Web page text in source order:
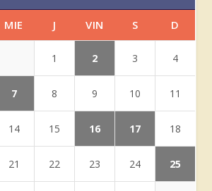
MIE J VIN S D
1 2 3 4
7 8 9 10 11
14 15 16 17 18
21 22 23 24 25